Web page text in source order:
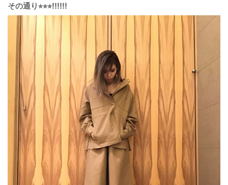
その通り⭐︎⭐︎⭐︎‼️‼️‼️